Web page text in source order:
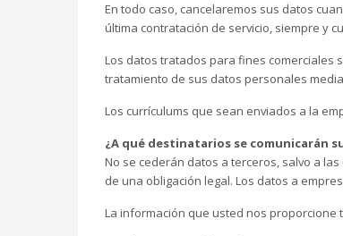
En todo caso, cancelaremos sus datos
última contratación de servicio, siempre y
Los datos tratados para fines comerciales
tratamiento de sus datos personales
Los currículums que sean enviados a la
¿A qué destinatarios se comunicarán
No se cederán datos a terceros, salvo a
de una obligación legal. Los datos a
La información que usted nos